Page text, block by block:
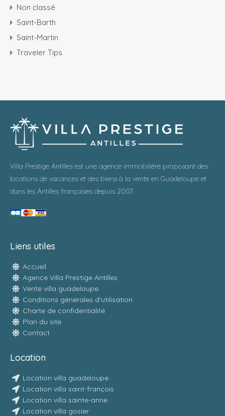
Non classé
Saint-Barth
Saint-Martin
Traveler Tips
Villa Prestige Antilles est une agence immobilière proposant des
locations de vacances et des biens à la vente en Guadeloupe et
dans les Antilles françaises depuis 2007.
Liens utiles
Accueil
Agence Villa Prestige Antilles
Vente villa guadeloupe
Conditions générales d'utilisation
Charte de confidentialité
Plan du site
Contact
Location
Location villa guadeloupe
Location villa saint-françois
Location villa sainte-anne
Location villa gosier